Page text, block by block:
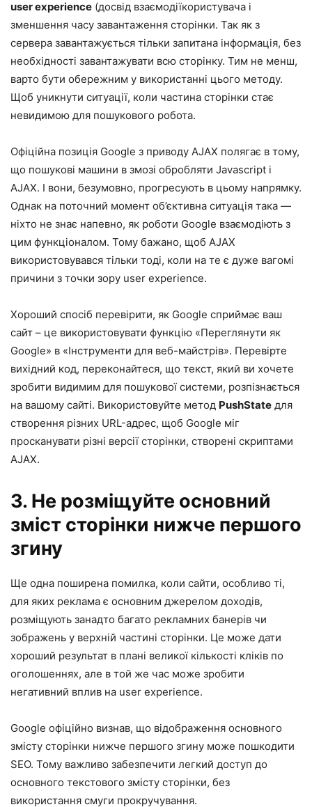
user experience (досвід взаємодіїкористувача і
зменшення часу завантаження сторінки. Так як з
сервера завантажується тільки запитана інформація, без
необхідності завантажувати всю сторінку. Тим не менш,
варто бути обережним у використанні цього методу.
Щоб уникнути ситуації, коли частина сторінки стає
невидимою для пошукового робота.
Офіційна позиція Google з приводу AJAX полягає в тому,
що пошукові машини в змозі обробляти Javascript і
AJAX. І вони, безумовно, прогресують в цьому напрямку.
Однак на поточний момент об’єктивна ситуація така —
ніхто не знає напевно, як роботи Google взаємодіють з
цим функціоналом. Тому бажано, щоб AJAX
використовувався тільки тоді, коли на те є дуже вагомі
причини з точки зору user experience.
Хороший спосіб перевірити, як Google сприймає ваш
сайт – це використовувати функцію «Переглянути як
Google» в «Інструменти для веб-майстрів». Перевірте
вихідний код, переконайтеся, що текст, який ви хочете
зробити видимим для пошукової системи, розпізнається
на вашому сайті. Використовуйте метод PushState для
створення різних URL-адрес, щоб Google міг
просканувати різні версії сторінки, створені скриптами
AJAX.
3. Не розміщуйте основний
зміст сторінки нижче першого
згину
Ще одна поширена помилка, коли сайти, особливо ті,
для яких реклама є основним джерелом доходів,
розміщують занадто багато рекламних банерів чи
зображень у верхній частині сторінки. Це може дати
хороший результат в плані великої кількості кліків по
оголошеннях, але в той же час може зробити
негативний вплив на user experience.
Google офіційно визнав, що відображення основного
змісту сторінки нижче першого згину може пошкодити
SEO. Тому важливо забезпечити легкий доступ до
основного текстового змісту сторінки, без
використання смуги прокручування.